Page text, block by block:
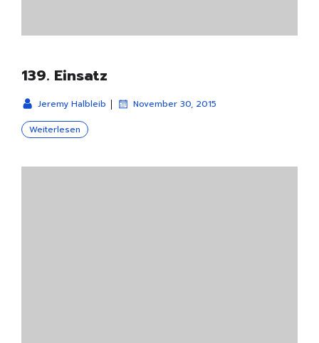
139. Einsatz
Jeremy Halbleib | November 30, 2015
Weiterlesen